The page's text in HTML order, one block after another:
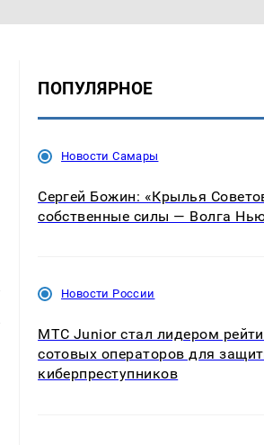
ПОПУЛЯРНОЕ
Новости Самары
Сергей Божин: «Крылья
собственные силы — Волга
Новости России
МТС Junior стал лидером
сотовых операторов для
киберпреступников